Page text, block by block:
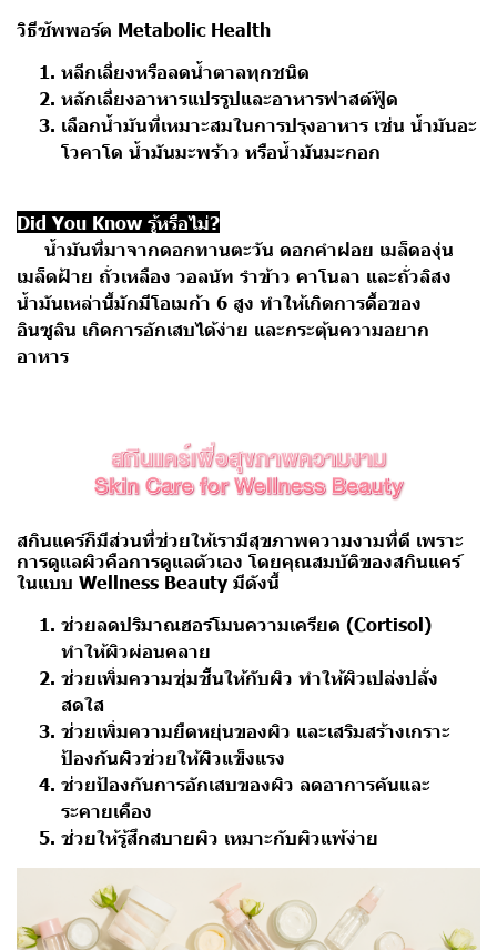
วิธีซัพพอร์ต Metabolic Health
หลีกเลี่ยงหรือลดน้ำตาลทุกชนิด
หลักเลี่ยงอาหารแปรรูปและอาหารฟาสต์ฟู้ด
เลือกน้ำมันที่เหมาะสมในการปรุงอาหาร เช่น น้ำมันอะ
โวคาโด น้ำมันมะพร้าว หรือน้ำมันมะกอก
Did You Know รู้หรือไม่?
น้ำมันที่มาจากดอกทานตะวัน ดอกคำฝอย เมล็ดองุ่น
เมล็ดฝ้าย ถั่วเหลือง วอลนัท รำข้าว คาโนลา และถั่วลิสง
น้ำมันเหล่านี้มักมีโอเมก้า 6 สูง ทำให้เกิดการดื้อของ
อินซูลิน เกิดการอักเสบได้ง่าย และกระตุ้นความอยาก
อาหาร
สกินแคร์ก็มีส่วนที่ช่วยให้เรามีสุขภาพความงามที่ดี เพราะ
การดูแลผิวคือการดูแลตัวเอง โดยคุณสมบัติของสกินแคร์
ในแบบ Wellness Beauty มีดังนี้
ช่วยลดปริมาณฮอร์โมนความเครียด (Cortisol)
ทำให้ผิวผ่อนคลาย
ช่วยเพิ่มความชุ่มชื้นให้กับผิว ทำให้ผิวเปล่งปลั่ง
สดใส
ช่วยเพิ่มความยืดหยุ่นของผิว และเสริมสร้างเกราะ
ป้องกันผิวช่วยให้ผิวแข็งแรง
ช่วยป้องกันการอักเสบของผิว ลดอาการคันและ
ระคายเคือง
ช่วยให้รู้สึกสบายผิว เหมาะกับผิวแพ้ง่าย